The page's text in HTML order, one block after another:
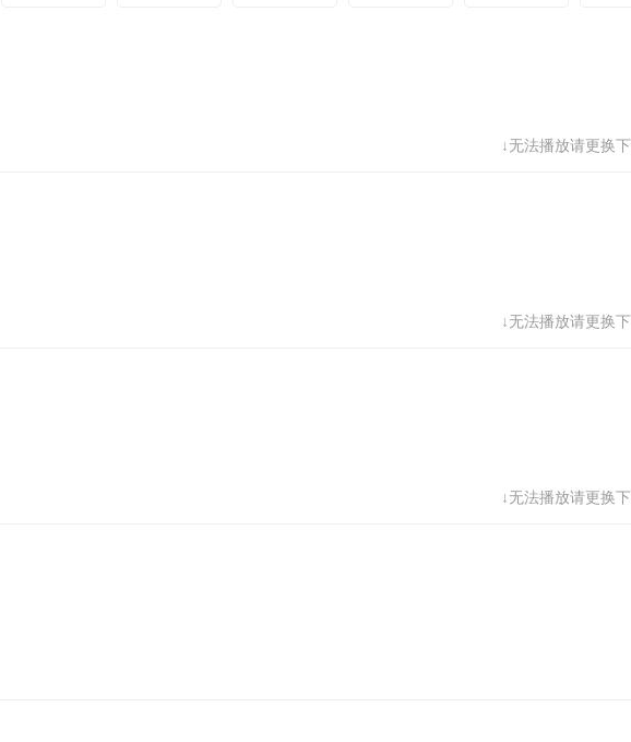
↓无法播放请更换
↓无法播放请更换
↓无法播放请更换